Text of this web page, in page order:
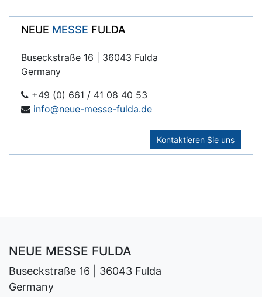
NEUE MESSE FULDA
Buseckstraße 16 | 36043 Fulda
Germany
+49 (0) 661 / 41 08 40 53
info@neue-messe-fulda.de
Kontaktieren Sie uns
NEUE MESSE FULDA
Buseckstraße 16 | 36043 Fulda
Germany